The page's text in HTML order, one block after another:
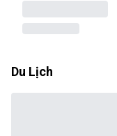
Du Lịch